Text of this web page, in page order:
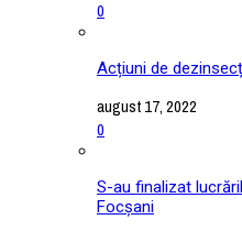
0
Acțiuni de
august 17, 2022
0
S-au finalizat
Focșani